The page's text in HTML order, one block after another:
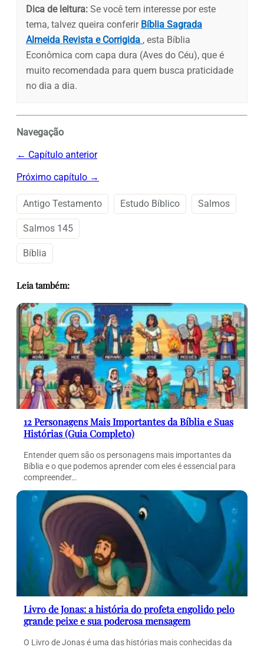
Dica de leitura: Se você tem interesse por este
tema, talvez queira conferir Bíblia Sagrada
Almeida Revista e Corrigida , esta Bíblia
Econômica com capa dura (Aves do Céu), que é
muito recomendada para quem busca praticidade
no dia a dia.
Navegação
← Capítulo anterior
Próximo capítulo →
Antigo Testamento Estudo Bíblico Salmos
Salmos 145
Bíblia
Leia também:
12 Personagens Mais Importantes da Bíblia e Suas
Histórias (Guia Completo)
Entender quem são os personagens mais importantes da
Bíblia e o que podemos aprender com eles é essencial para
compreender…
Livro de Jonas: a história do profeta engolido pelo
grande peixe e sua poderosa mensagem
O Livro de Jonas é uma das histórias mais conhecidas da